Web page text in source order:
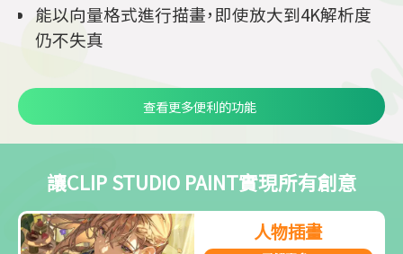
能以向量格式進行描畫，即使放大到4K解析度
仍不失真
查看更多便利的功能
讓CLIP STUDIO PAINT實現所有創意
人物插畫